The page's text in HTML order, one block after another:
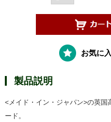
お気に
製品説明
<メイド・イン・ジャパン>の英国
ード。